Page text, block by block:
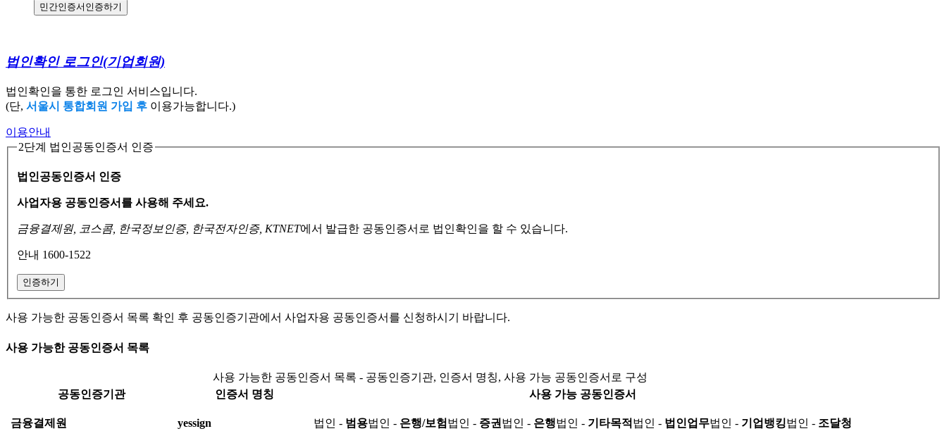
민간인증서 인증하기
법인확인 로그인(기업회원)
법인확인을 통한 로그인 서비스입니다.
(단, 서울시 통합회원 가입 후 이용가능합니다.)
이용안내
2단계 법인공동인증서 인증
법인공동인증서 인증
사업자용 공동인증서를 사용해 주세요.
금융결제원, 코스콤, 한국정보인증, 한국전자인증, KTNET에서 발급한 공동인증서로 법인확인을 할 수 있습니다.
안내 1600-1522
인증하기
사용 가능한 공동인증서 목록 확인 후 공동인증기관에서 사업자용 공동인증서를 신청하시기 바랍니다.
사용 가능한 공동인증서 목록
사용 가능한 공동인증서 목록 - 공동인증기관, 인증서 명칭, 사용 가능 공동인증서로 구성
공동인증기관
인증서 명칭 사용 가능 공동인증서
금융결제원 yessign 법인 - 범용법인 - 은행/보험 법인 - 증권 법인 - 은행법인 - 기타목적 법인 - 법인업무법인 - 기업뱅킹법인 - 조달청